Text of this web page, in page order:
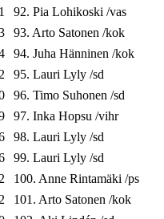
92. Pia Lohikoski /vas
93. Arto Satonen /kok
94. Juha Hänninen /kok
95. Lauri Lyly /sd
96. Timo Suhonen /sd
97. Inka Hopsu /vihr
98. Lauri Lyly /sd
99. Lauri Lyly /sd
100. Anne Rintamäki /ps
101. Arto Satonen /kok